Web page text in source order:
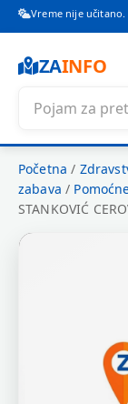
Vreme nije učitano.
ZAINFO
Početna /
zabava /
STANKOVIĆ